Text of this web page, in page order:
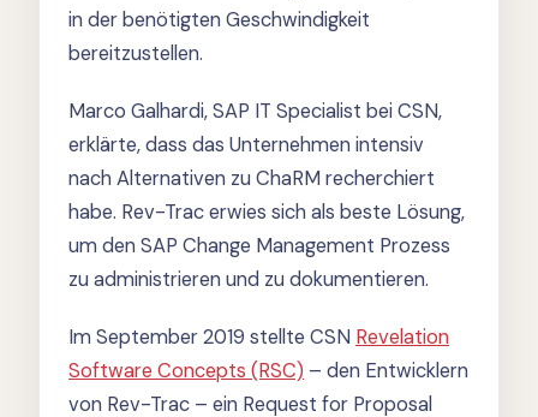
in der benötigten Geschwindigkeit
bereitzustellen.
Marco Galhardi, SAP IT Specialist bei CSN,
erklärte, dass das Unternehmen intensiv
nach Alternativen zu ChaRM recherchiert
habe. Rev-Trac erwies sich als beste Lösung,
um den SAP Change Management Prozess
zu administrieren und zu dokumentieren.
Im September 2019 stellte CSN Revelation
Software Concepts (RSC) – den Entwicklern
von Rev-Trac – ein Request for Proposal